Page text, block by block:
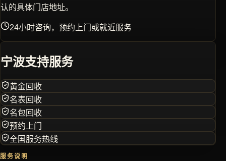
认的具体门店地址。
24小时咨询，预约上门或就近服务
宁波支持服务
黄金回收
名表回收
名包回收
预约上门
全国服务热线
服务说明